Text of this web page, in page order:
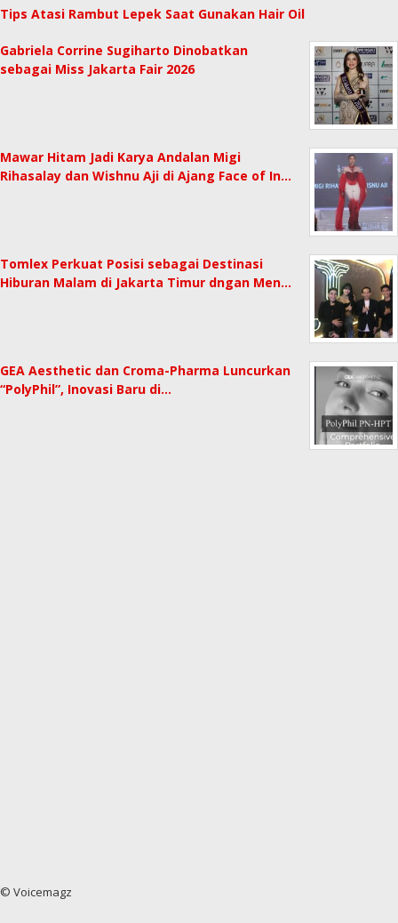
Tips Atasi Rambut Lepek Saat Gunakan Hair Oil
Gabriela Corrine Sugiharto Dinobatkan
sebagai Miss Jakarta Fair 2026
Mawar Hitam Jadi Karya Andalan Migi
Rihasalay dan Wishnu Aji di Ajang Face of In…
Tomlex Perkuat Posisi sebagai Destinasi
Hiburan Malam di Jakarta Timur dngan Men…
GEA Aesthetic dan Croma-Pharma Luncurkan
“PolyPhil”, Inovasi Baru di…
© Voicemagz